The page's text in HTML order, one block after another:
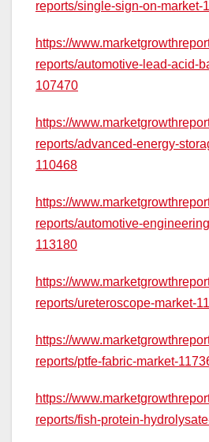
reports/single-sign-on-market-
https://
reports/automotive-lead-acid-
107470
https://
reports/advanced-energy-
110468
https://
reports/automotive-
113180
https://
reports/ureteroscope-market-
https://
reports/ptfe-fabric-market-
https://
reports/fish-protein-